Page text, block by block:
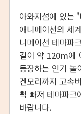
아와지섬에 있는 '
애니메이션의 세
니메이션 테마파
길이 약 120m에
등장하는 인기 놀
겐모리까지 고속
뻑 빠져 테마파크
바랍니다.